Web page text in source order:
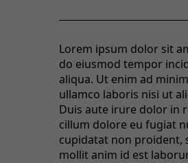
Lorem ipsum dolor sit
do eiusmod tempor
aliqua. Ut enim ad
ullamco laboris nisi ut
Duis aute irure dolor in
cillum dolore eu fugiat
cupidatat non proident,
mollit anim id est